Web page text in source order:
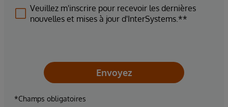
Veuillez m'inscrire pour recevoir les dernières
nouvelles et mises à jour d'InterSystems.**
Envoyez
*Champs obligatoires